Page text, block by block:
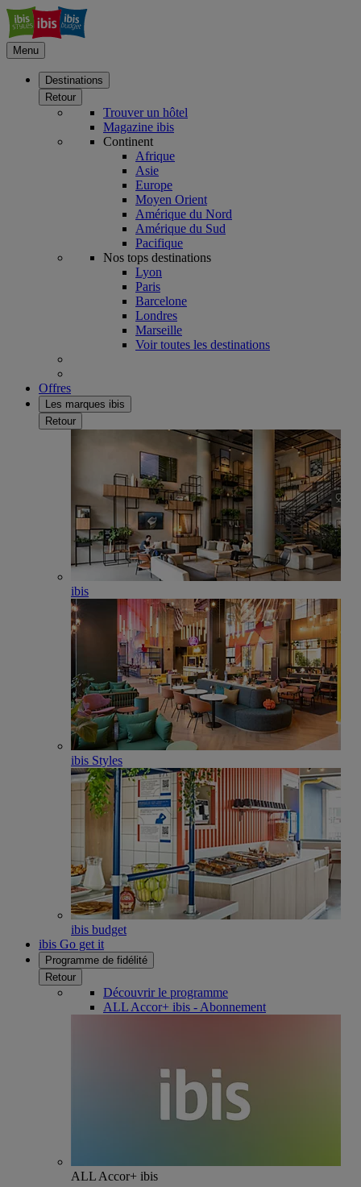
Menu
Destinations
Retour
Trouver un hôtel
Magazine ibis
Continent
Afrique
Asie
Europe
Moyen Orient
Amérique du Nord
Amérique du Sud
Pacifique
Nos tops destinations
Lyon
Paris
Barcelone
Londres
Marseille
Voir toutes les destinations
Offres
Les marques ibis
Retour
ibis
ibis Styles
ibis budget
ibis Go get it
Programme de fidélité
Retour
Découvrir le programme
ALL Accor+ ibis - Abonnement
ALL Accor+ ibis